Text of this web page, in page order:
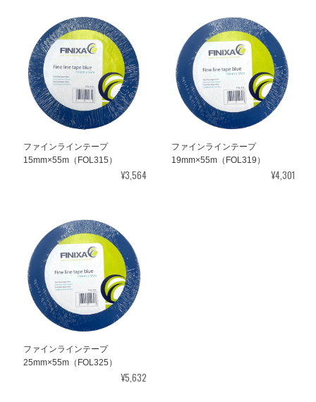
ファインラインテープ
15mm×55m（FOL315）
¥3,564
ファインラインテープ
19mm×55m（FOL319）
¥4,301
ファインラインテープ
25mm×55m（FOL325）
¥5,632